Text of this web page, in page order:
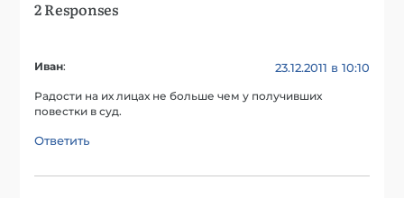
2 Responses
Иван: 23.12.2011 в 10:10
Радости на их лицах не больше чем у получивших
повестки в суд.
Ответить